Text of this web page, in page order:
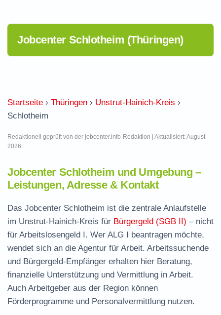
Jobcenter Schlotheim (Thüringen)
Startseite › Thüringen › Unstrut-Hainich-Kreis ›
Schlotheim
Redaktionell geprüft von der jobcenter.info-Redaktion | Aktualisiert: August
2026
Jobcenter Schlotheim und Umgebung –
Leistungen, Adresse & Kontakt
Das Jobcenter Schlotheim ist die zentrale Anlaufstelle
im Unstrut-Hainich-Kreis für Bürgergeld (SGB II) – nicht
für Arbeitslosengeld I. Wer ALG I beantragen möchte,
wendet sich an die Agentur für Arbeit. Arbeitssuchende
und Bürgergeld-Empfänger erhalten hier Beratung,
finanzielle Unterstützung und Vermittlung in Arbeit.
Auch Arbeitgeber aus der Region können
Förderprogramme und Personalvermittlung nutzen.